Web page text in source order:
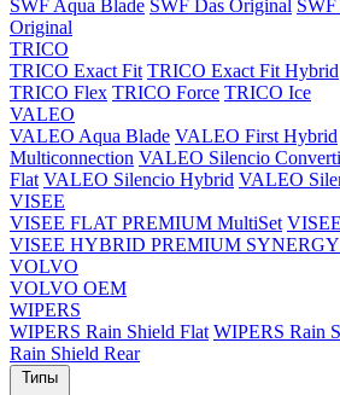
SWF Aqua Blade SWF Das Original SWF
Original
TRICO
TRICO Exact Fit TRICO Exact Fit Hybrid
TRICO Flex TRICO Force TRICO Ice
VALEO
VALEO Aqua Blade VALEO First Hybrid
Multiconnection VALEO Silencio
Flat VALEO Silencio Hybrid VALEO
VISEE
VISEE FLAT PREMIUM MultiSet
VISEE HYBRID PREMIUM
VOLVO
VOLVO OEM
WIPERS
WIPERS Rain Shield Flat WIPERS Rain
Rain Shield Rear
Типы